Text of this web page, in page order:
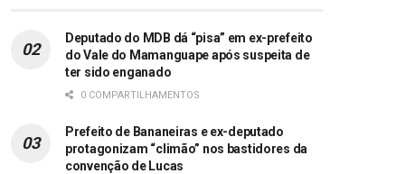
Deputado do MDB dá “pisa” em ex-prefeito
do Vale do Mamanguape após suspeita de
ter sido enganado
0 COMPARTILHAMENTOS
Prefeito de Bananeiras e ex-deputado
protagonizam “climão” nos bastidores da
convenção de Lucas